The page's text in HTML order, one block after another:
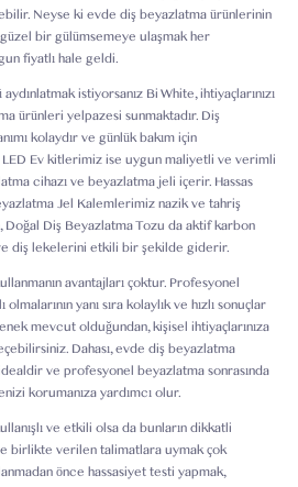
Neyse ki evde diş beyazlatma ürünlerinin
bir gülümsemeye ulaşmak her
fiyatlı hale geldi.
istiyorsanız Bi White, ihtiyaçlarınızı
ürünleri yelpazesi sunmaktadır. Diş
kolaydır ve günlük bakım için
Ev kitlerimiz ise uygun maliyetli ve verimli
cihazı ve beyazlatma jeli içerir. Hassas
Jel Kalemlerimiz nazik ve tahriş
Diş Beyazlatma Tozu da aktif karbon
diş lekelerini etkili bir şekilde giderir.
avantajları çoktur. Profesyonel
yanı sıra kolaylık ve hızlı sonuçlar
mevcut olduğundan, kişisel ihtiyaçlarınıza
Dahası, evde diş beyazlatma
ve profesyonel beyazlatma sonrasında
korumanıza yardımcı olur.
ve etkili olsa da bunların dikkatli
birlikte verilen talimatlara uymak çok
önce hassasiyet testi yapmak,